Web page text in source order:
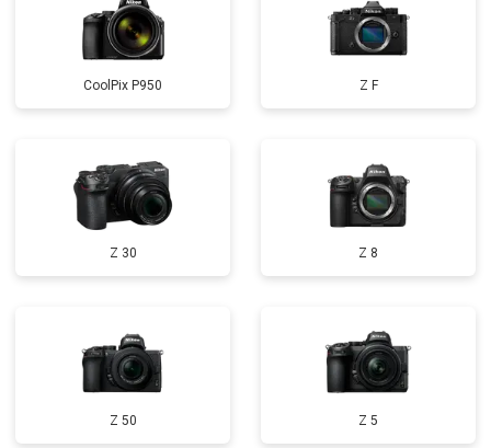
CoolPix P950 Z F
Z 30 Z 8
Z 50 Z 5